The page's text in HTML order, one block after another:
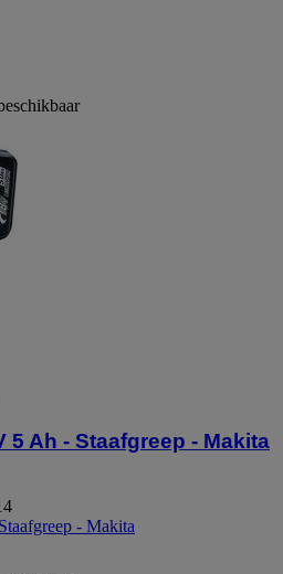
5 Ah - Staafgreep - Makita
- Makita